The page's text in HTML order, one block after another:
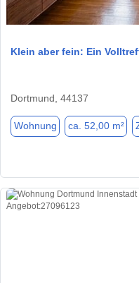
Klein aber fein: Ein
Dortmund, 44137
Wohnung ca. 52,00 m²